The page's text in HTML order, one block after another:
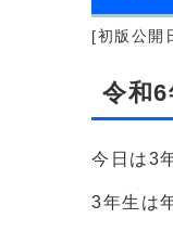
[初版公開
令和
今日は3
3年生は